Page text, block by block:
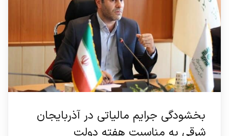
بخشودگی جرایم مالیاتی در آذربایجان